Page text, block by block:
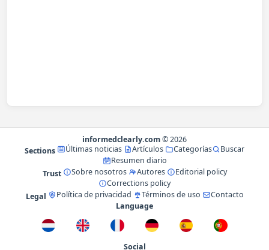
informedclearly.com© 2026
Sections
Últimas noticias Artículos Categorías
Buscar
Resumen diario
Trust
Sobre nosotros Autores
Editorial policy
Corrections policy
Legal
Política de privacidad Términos de uso
Contacto
Language
Social